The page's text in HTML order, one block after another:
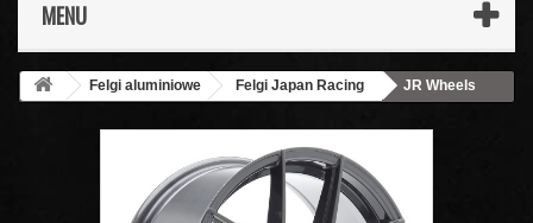
MENU
Felgi aluminiowe Felgi Japan Racing
JR Wheels